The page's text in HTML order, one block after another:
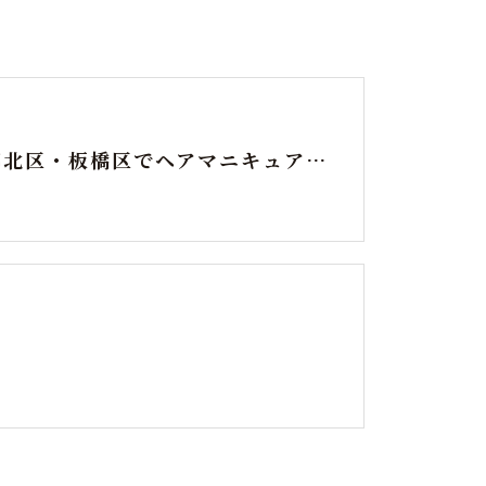
東京都北区・板橋区でヘアマニキュアをお探しの方へ｜頭皮がしみる方のための白髪染めという選択肢